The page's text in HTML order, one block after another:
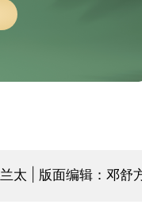
太 | 版面编辑：邓舒